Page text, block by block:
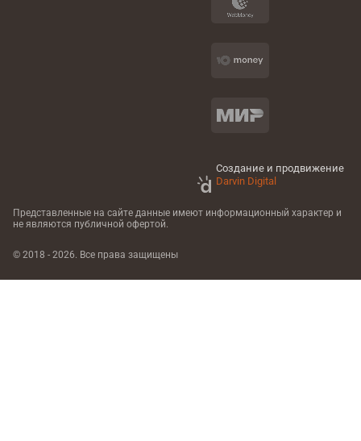
Создание и продвижение
Darvin Digital
Представленные на сайте данные имеют информационный характер и
не являются публичной офертой.
© 2018 - 2026. Все права защищены